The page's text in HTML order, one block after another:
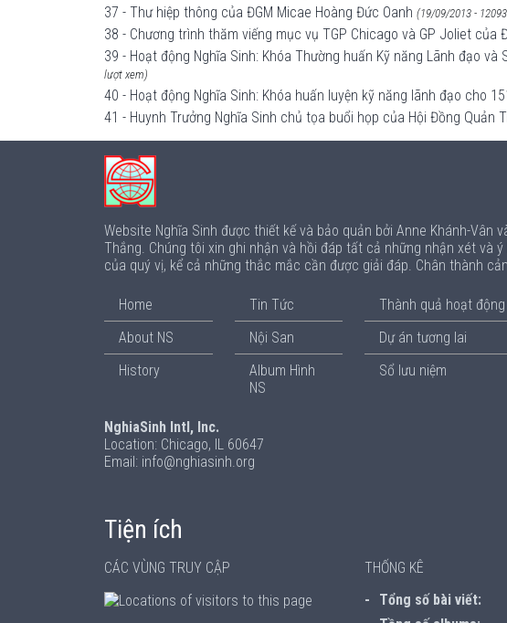
37 - Thư hiệp thông của ĐGM Micae Hoàng Đức Oanh (19/09/2013 -
38 - Chương trình thăm viếng mục vụ TGP Chicago và GP Joliet của
39 - Hoạt động Nghĩa Sinh: Khóa Thường huấn Kỹ năng Lãnh đạo
lượt xem)
40 - Hoạt động Nghĩa Sinh: Khóa huấn luyện kỹ năng lãnh đạo cho
41 - Huynh Trưởng Nghĩa Sinh chủ tọa buổi họp của Hội Đồng Quản
Website Nghĩa Sinh được thiết kế và bảo quản bởi Anne Khánh-Vân
Thắng. Chúng tôi xin ghi nhận và hồi đáp tất cả những nhận xét và ý
của quý vị, kể cả những thắc mắc cần được giải đáp. Chân thành
Home
About NS
History
Tin Tức
Nội San
Album Hình
NS
Thành quả hoạt động
Dự án tương lai
Sổ lưu niệm
NghiaSinh Intl, Inc.
Location: Chicago, IL 60647
Email: info@nghiasinh.org
Tiện ích
CÁC VÙNG TRUY CẬP
THỐNG KÊ
Tổng số bài viết: